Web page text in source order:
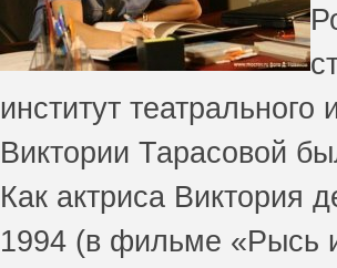
институт
Виктории Тарасовой
Как актриса Виктория
1994 (в фильме «Рысь